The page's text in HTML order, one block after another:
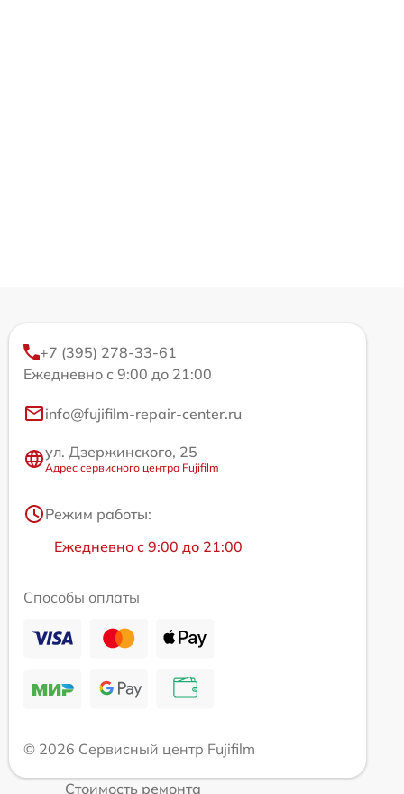
+7 (395) 278-33-61
Ежедневно с 9:00 до 21:00
info@fujifilm-repair-center.ru
ул. Дзержинского, 25
Адрес сервисного центра Fujifilm
Режим работы:
Ежедневно с 9:00 до 21:00
Способы оплаты
© 2026 Сервисный центр Fujifilm
Стоимость ремонта